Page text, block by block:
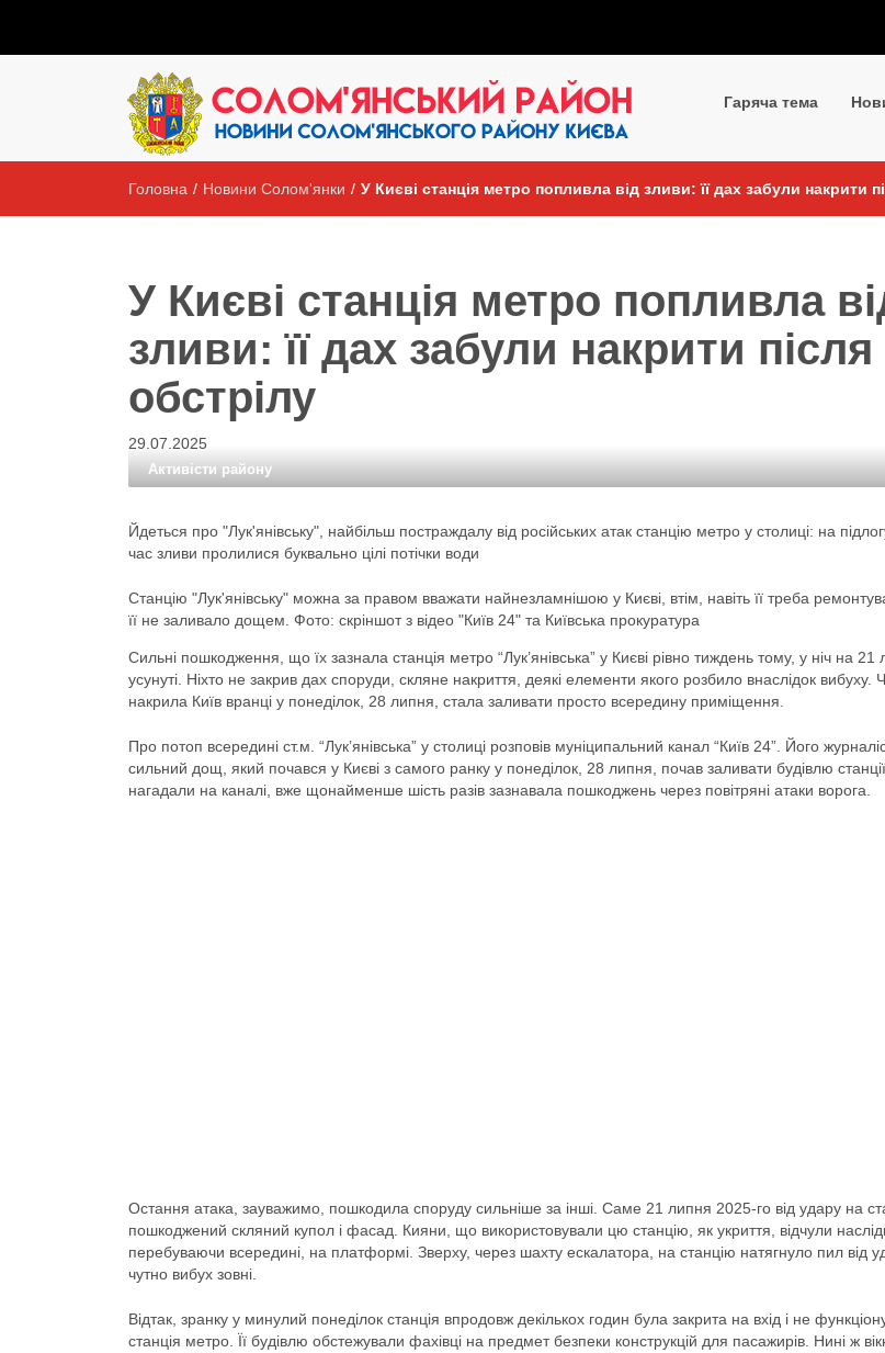
Гаряча тема
Головна / Новини Солом'янки / У Києві станція метро попливла від зливи: її дах забули накрити
У Києві станція метро попливла
зливи: її дах забули накрити після
обстрілу
29.07.2025
Активісти району
Йдеться про "Лук'янівську", найбільш постраждалу від російських атак станцію метро у столиці: на
час зливи пролилися буквально цілі потічки води
Станцію "Лук'янівську" можна за правом вважати найнезламнішою у Києві, втім, навіть її треба
її не заливало дощем. Фото: скріншот з відео "Київ 24" та Київська прокуратура
Сильні пошкодження, що їх зазнала станція метро “Лук’янівська” у Києві рівно тиждень тому, у ніч на 21
усунуті. Ніхто не закрив дах споруди, скляне накриття, деякі елементи якого розбило внаслідок
накрила Київ вранці у понеділок, 28 липня, стала заливати просто всередину приміщення.
Про потоп всередині ст.м. “Лук’янівська” у столиці розповів муніципальний канал “Київ 24”. Його
сильний дощ, який почався у Києві з самого ранку у понеділок, 28 липня, почав заливати будівлю
нагадали на каналі, вже щонайменше шість разів зазнавала пошкоджень через повітряні атаки ворога.
Остання атака, зауважимо, пошкодила споруду сильніше за інші. Саме 21 липня 2025-го від удару на
пошкоджений скляний купол і фасад. Кияни, що використовували цю станцію, як укриття, відчули
перебуваючи всередині, на платформі. Зверху, через шахту ескалатора, на станцію натягнуло пил від
чутно вибух зовні.
Відтак, зранку у минулий понеділок станція впродовж декількох годин була закрита на вхід і не
станція метро. Її будівлю обстежували фахівці на предмет безпеки конструкцій для пасажирів. Нині ж